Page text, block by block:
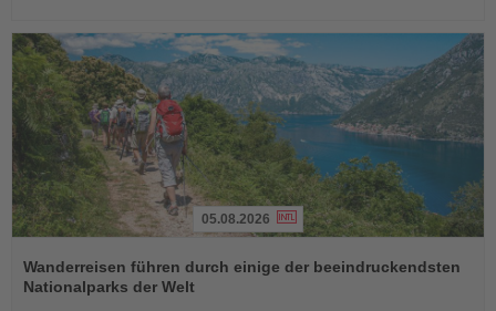
Sie
die
Nachrichten
05.08.2026
Wanderreisen führen durch einige der beeindruckendsten
Nationalparks der Welt